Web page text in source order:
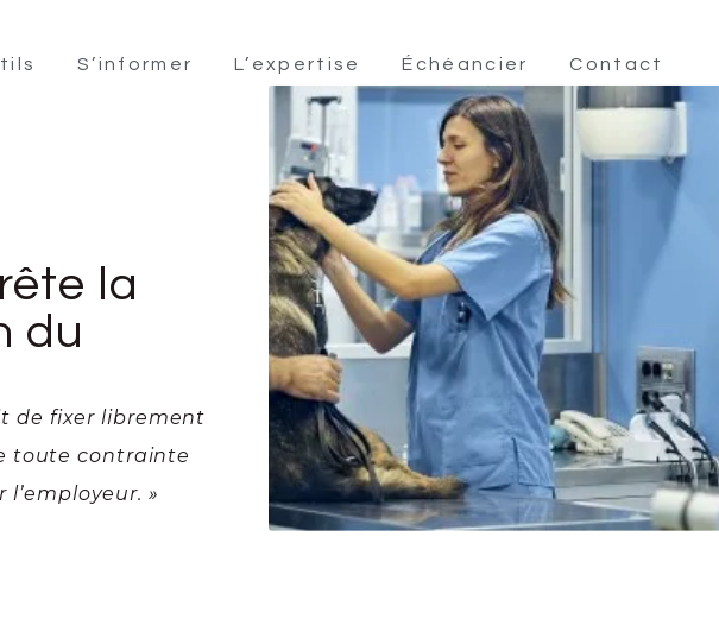
S’informer L’expertise Échéancier Contact
la
du
de fixer librement
toute contrainte
»